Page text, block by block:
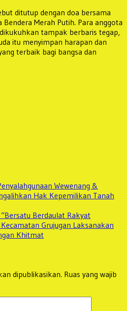
ditutup dengan doa bersama
Merah Putih. Para anggota
tampak berbaris tegap,
itu menyimpan harapan dan
terbaik bagi bangsa dan
Wewenang &
Hak Kepemilikan Tanah
Berdaulat Rakyat
Grujugan Laksanakan
Khitmat
dipublikasikan. Ruas yang wajib